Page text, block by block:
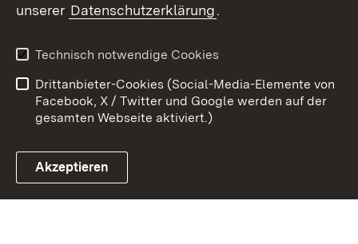
Link zum Landesportal
Barrierefreiheit
Benutzungshinweise
Impressum
Cookies
unserer Datenschutzerklärung.
Technisch notwendige Cookies
Drittanbieter-Cookies (Social-Media-Elemente von
Facebook, X / Twitter und Google werden auf der
gesamten Webseite aktiviert.)
Akzeptieren